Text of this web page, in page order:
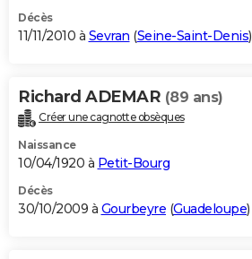
Décès
11/11/2010 à Sevran (Seine-Saint-Denis)
Richard ADEMAR (89 ans)
Créer une cagnotte obsèques
Naissance
10/04/1920 à Petit-Bourg
Décès
30/10/2009 à Gourbeyre (Guadeloupe)